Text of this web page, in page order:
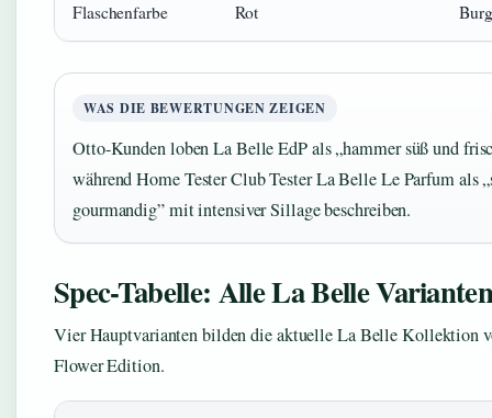
Flaschenfarbe Rot
WAS DIE BEWERTUNGEN ZEIGEN
Otto-Kunden loben La Belle EdP als „hammer süß und
während Home Tester Club Tester La Belle Le Parfum als
gourmandig” mit intensiver Sillage beschreiben.
Spec-Tabelle: Alle La Belle
Vier Hauptvarianten bilden die aktuelle La Belle Kollektion
Flower Edition.